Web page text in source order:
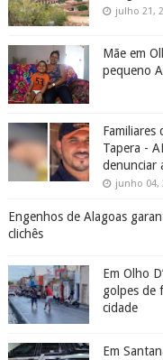
julho 21,
Mãe em
pequeno
Familiares
Tapera -
denunciar
junho 04,
Engenhos de Alagoas
clichês
Em Olho
golpes de
cidade
Em